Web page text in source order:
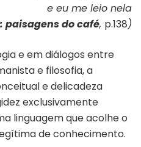
e eu me leio nela
paisagens do café, p.138)
e em diálogos entre
e filosofia, a
e delicadeza
exclusivamente
linguagem que acolhe o
de conhecimento.